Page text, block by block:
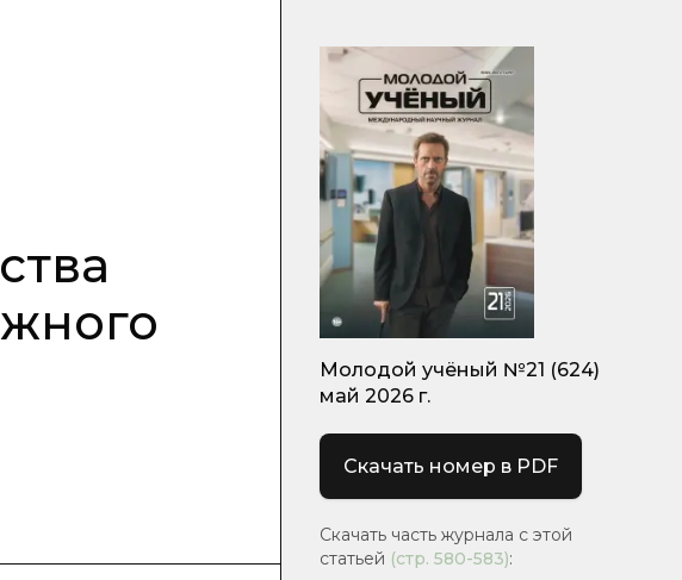
Молодой учёный №21 (624)
май 2026 г.
Скачать номер в PDF
Скачать часть журнала с этой
статьей (стр. 580-583):